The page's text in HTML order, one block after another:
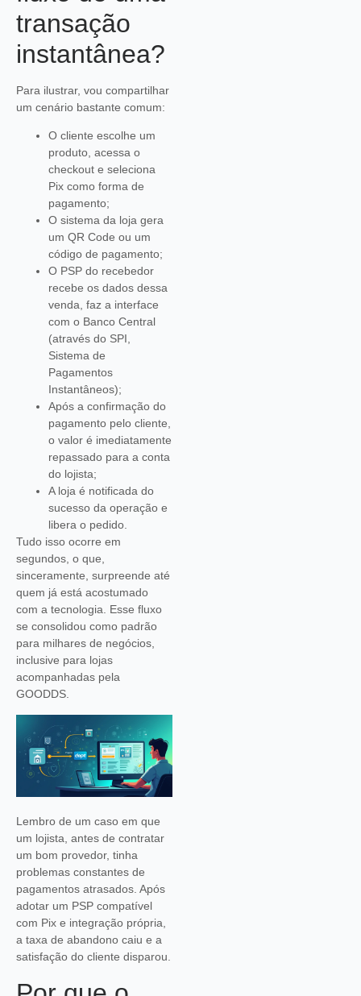
transação
instantânea?
Para ilustrar, vou compartilhar
um cenário bastante comum:
O cliente escolhe um
produto, acessa o
checkout e seleciona
Pix como forma de
pagamento;
O sistema da loja gera
um QR Code ou um
código de pagamento;
O PSP do recebedor
recebe os dados dessa
venda, faz a interface
com o Banco Central
(através do SPI,
Sistema de
Pagamentos
Instantâneos);
Após a confirmação do
pagamento pelo cliente,
o valor é imediatamente
repassado para a conta
do lojista;
A loja é notificada do
sucesso da operação e
libera o pedido.
Tudo isso ocorre em
segundos, o que,
sinceramente, surpreende até
quem já está acostumado
com a tecnologia. Esse fluxo
se consolidou como padrão
para milhares de negócios,
inclusive para lojas
acompanhadas pela
GOODDS.
Lembro de um caso em que
um lojista, antes de contratar
um bom provedor, tinha
problemas constantes de
pagamentos atrasados. Após
adotar um PSP compatível
com Pix e integração própria,
a taxa de abandono caiu e a
satisfação do cliente disparou.